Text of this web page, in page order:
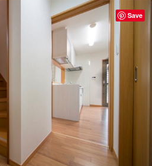
Save